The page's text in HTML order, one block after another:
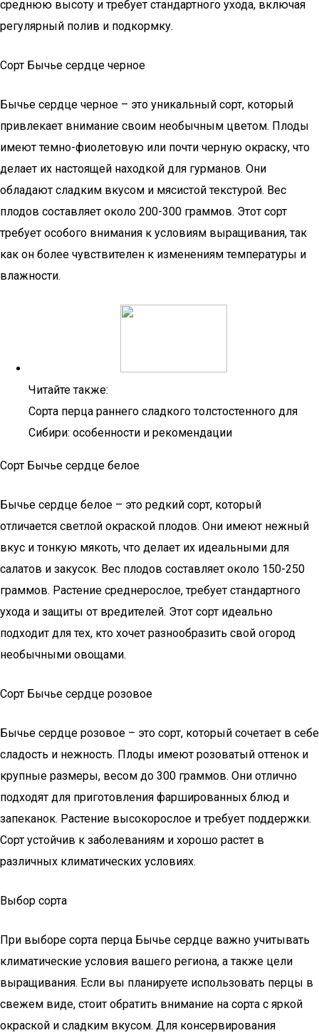
среднюю высоту и требует стандартного ухода, включая
регулярный полив и подкормку.
Сорт Бычье сердце черное
Бычье сердце черное – это уникальный сорт, который
привлекает внимание своим необычным цветом. Плоды
имеют темно-фиолетовую или почти черную окраску, что
делает их настоящей находкой для гурманов. Они
обладают сладким вкусом и мясистой текстурой. Вес
плодов составляет около 200-300 граммов. Этот сорт
требует особого внимания к условиям выращивания, так
как он более чувствителен к изменениям температуры и
влажности.
Читайте также:
Сорта перца раннего сладкого толстостенного для
Сибири: особенности и рекомендации
Сорт Бычье сердце белое
Бычье сердце белое – это редкий сорт, который
отличается светлой окраской плодов. Они имеют нежный
вкус и тонкую мякоть, что делает их идеальными для
салатов и закусок. Вес плодов составляет около 150-250
граммов. Растение среднерослое, требует стандартного
ухода и защиты от вредителей. Этот сорт идеально
подходит для тех, кто хочет разнообразить свой огород
необычными овощами.
Сорт Бычье сердце розовое
Бычье сердце розовое – это сорт, который сочетает в себе
сладость и нежность. Плоды имеют розоватый оттенок и
крупные размеры, весом до 300 граммов. Они отлично
подходят для приготовления фаршированных блюд и
запеканок. Растение высокорослое и требует поддержки.
Сорт устойчив к заболеваниям и хорошо растет в
различных климатических условиях.
Выбор сорта
При выборе сорта перца Бычье сердце важно учитывать
климатические условия вашего региона, а также цели
выращивания. Если вы планируете использовать перцы в
свежем виде, стоит обратить внимание на сорта с яркой
окраской и сладким вкусом. Для консервирования